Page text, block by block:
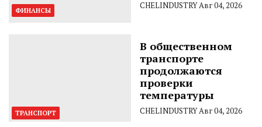
ФИНАНСЫ CHELINDUSTRYАвг 04, 2026
ТРАНСПОРТ
В общественном
транспорте
продолжаются
проверки
температуры
CHELINDUSTRYАвг 04, 2026